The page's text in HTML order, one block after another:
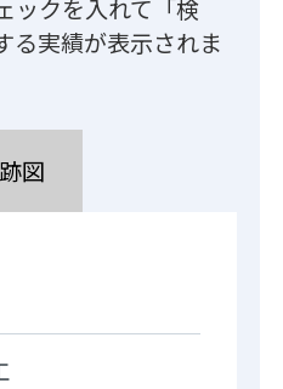
ックを入れて「検
る実績が表示されま
図